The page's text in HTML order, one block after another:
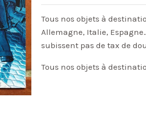
Tous nos objets à
Allemagne, Italie,
subissent pas de tax de
Tous nos objets à